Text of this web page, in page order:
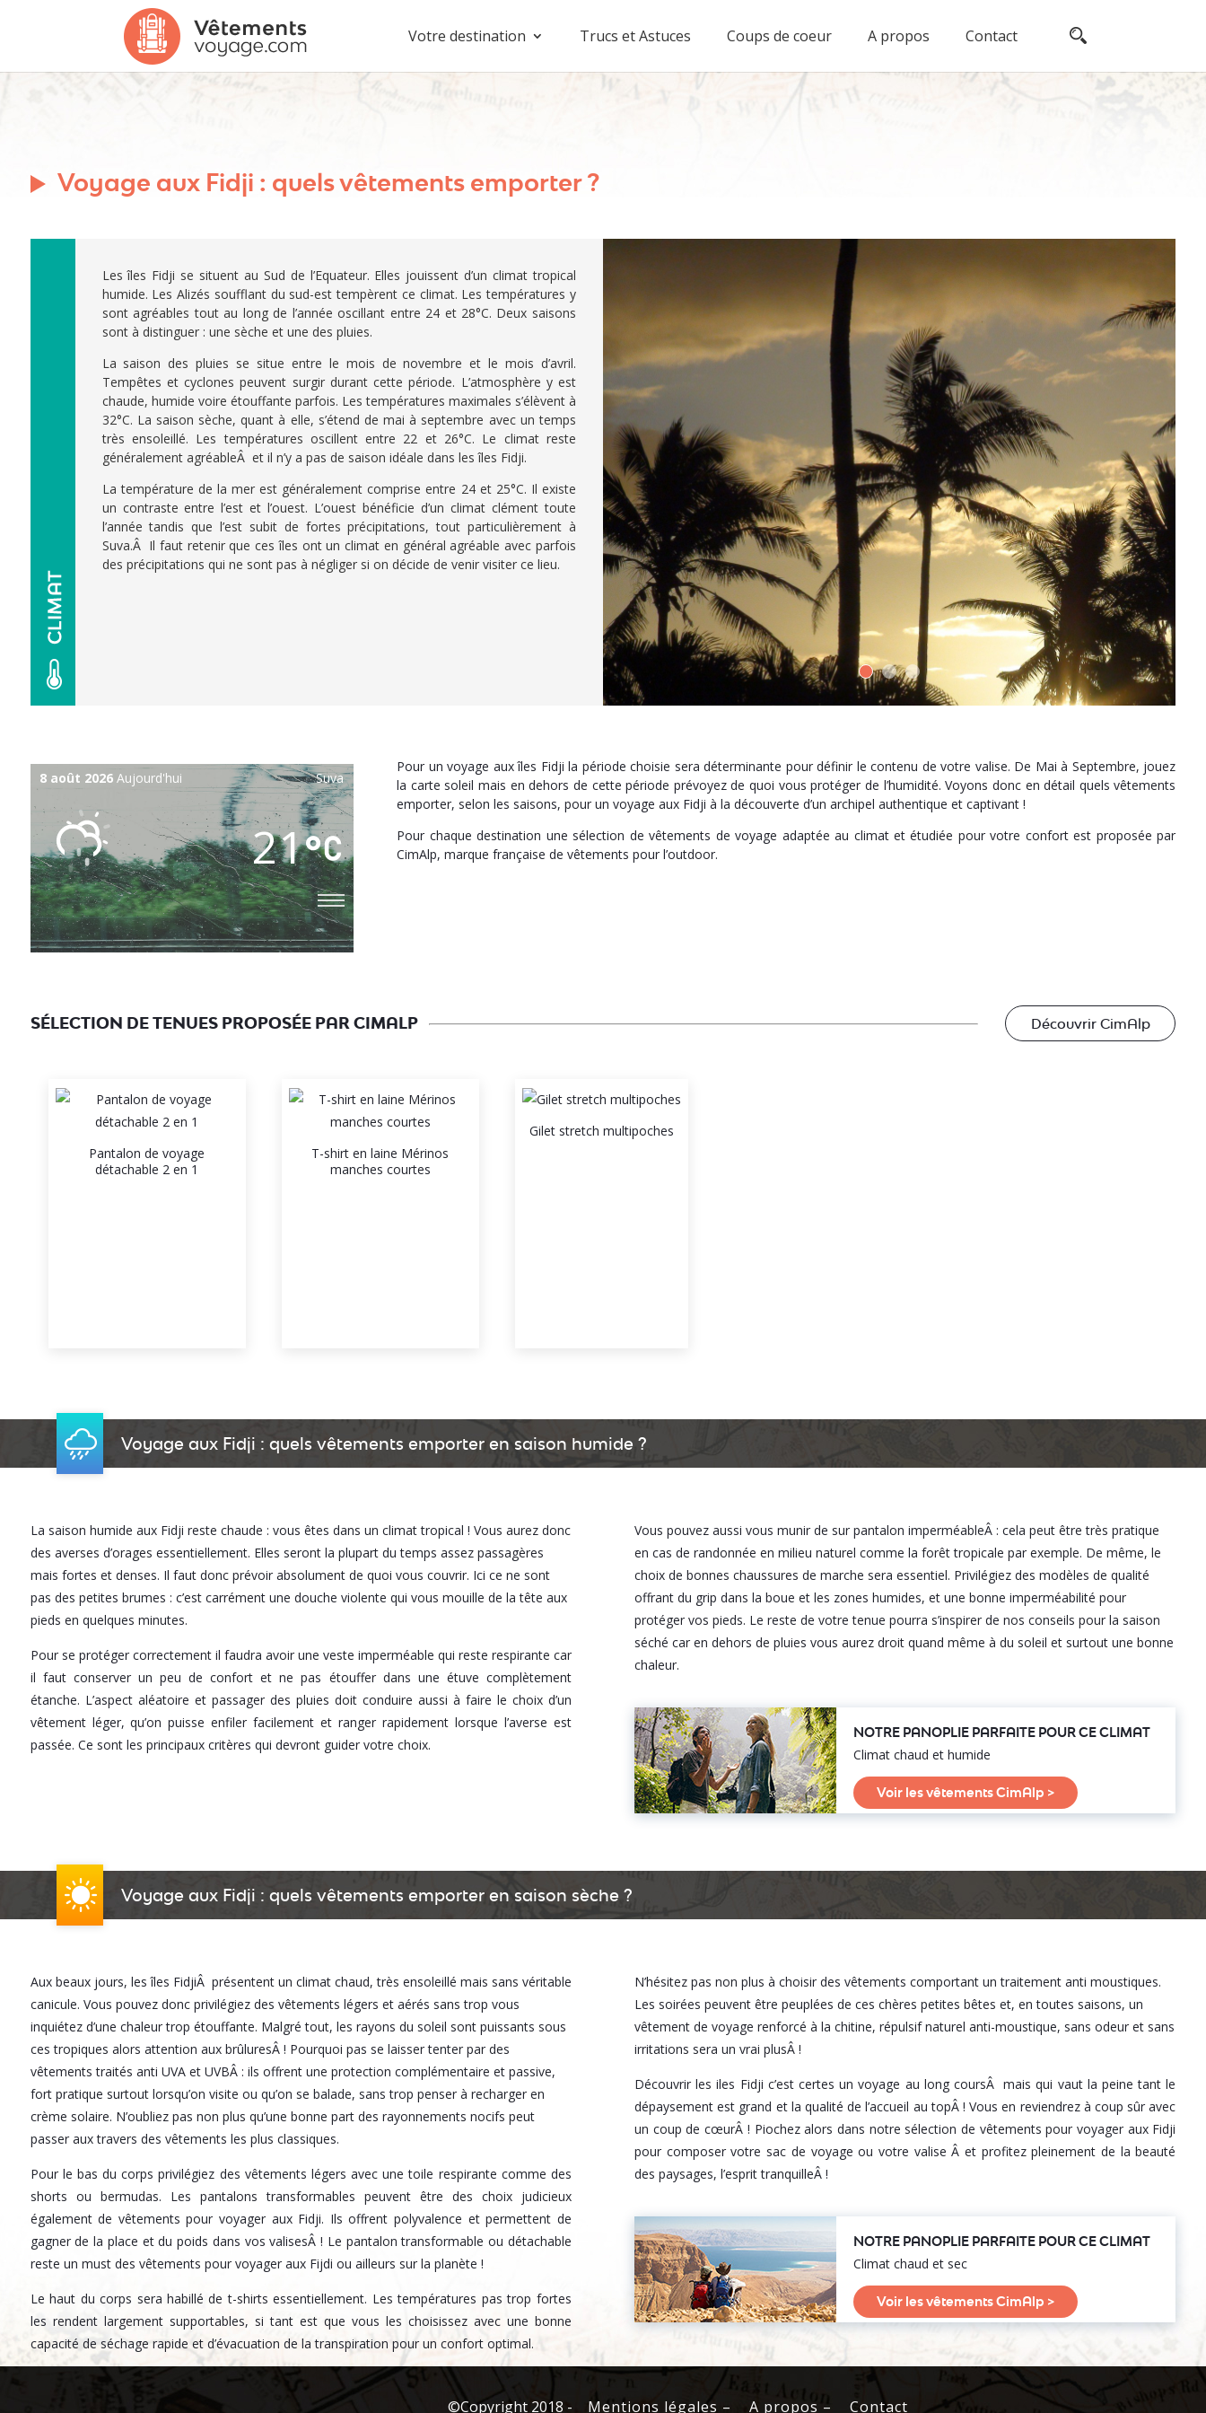
Votre destination Trucs et Astuces Coups de coeur A propos Contact
Voyage aux Fidji : quels vêtements emporter ?
Les îles Fidji se situent au Sud de l’Equateur. Elles jouissent d’un climat tropical
humide. Les Alizés soufflant du sud-est tempèrent ce climat. Les températures y
sont agréables tout au long de l’année oscillant entre 24 et 28°C. Deux saisons
sont à distinguer : une sèche et une des pluies.
La saison des pluies se situe entre le mois de novembre et le mois d’avril.
Tempêtes et cyclones peuvent surgir durant cette période. L’atmosphère y est
chaude, humide voire étouffante parfois. Les températures maximales s’élèvent à
32°C. La saison sèche, quant à elle, s’étend de mai à septembre avec un temps
très ensoleillé. Les températures oscillent entre 22 et 26°C. Le climat reste
généralement agréableÂ et il n’y a pas de saison idéale dans les îles Fidji.
La température de la mer est généralement comprise entre 24 et 25°C. Il existe
un contraste entre l’est et l’ouest. L’ouest bénéficie d’un climat clément toute
l’année tandis que l’est subit de fortes précipitations, tout particulièrement à
Suva.Â Il faut retenir que ces îles ont un climat en général agréable avec parfois
des précipitations qui ne sont pas à négliger si on décide de venir visiter ce lieu.
8 août 2026 Aujourd'hui Suva
21
Pour un voyage aux îles Fidji la période choisie sera déterminante pour définir le contenu de votre valise. De Mai à Septembre, jouez
la carte soleil mais en dehors de cette période prévoyez de quoi vous protéger de l’humidité. Voyons donc en détail quels vêtements
emporter, selon les saisons, pour un voyage aux Fidji à la découverte d’un archipel authentique et captivant !
Pour chaque destination une sélection de vêtements de voyage adaptée au climat et étudiée pour votre confort est proposée par
CimAlp, marque française de vêtements pour l’outdoor.
SÉLECTION DE TENUES PROPOSÉE PAR CIMALP Découvrir CimAlp
Pantalon de voyage
détachable 2 en 1
T-shirt en laine Mérinos
manches courtes
Gilet stretch multipoches
Voyage aux Fidji : quels vêtements emporter en saison humide ?
La saison humide aux Fidji reste chaude : vous êtes dans un climat tropical ! Vous aurez donc
des averses d’orages essentiellement. Elles seront la plupart du temps assez passagères
mais fortes et denses. Il faut donc prévoir absolument de quoi vous couvrir. Ici ce ne sont
pas des petites brumes : c’est carrément une douche violente qui vous mouille de la tête aux
pieds en quelques minutes.
Pour se protéger correctement il faudra avoir une veste imperméable qui reste respirante car
il faut conserver un peu de confort et ne pas étouffer dans une étuve complètement
étanche. L’aspect aléatoire et passager des pluies doit conduire aussi à faire le choix d’un
vêtement léger, qu’on puisse enfiler facilement et ranger rapidement lorsque l’averse est
passée. Ce sont les principaux critères qui devront guider votre choix.
Vous pouvez aussi vous munir de sur pantalon imperméableÂ : cela peut être très pratique
en cas de randonnée en milieu naturel comme la forêt tropicale par exemple. De même, le
choix de bonnes chaussures de marche sera essentiel. Privilégiez des modèles de qualité
offrant du grip dans la boue et les zones humides, et une bonne imperméabilité pour
protéger vos pieds. Le reste de votre tenue pourra s’inspirer de nos conseils pour la saison
séché car en dehors de pluies vous aurez droit quand même à du soleil et surtout une bonne
chaleur.
NOTRE PANOPLIE PARFAITE POUR CE CLIMAT
Climat chaud et humide
Voir les vêtements CimAlp >
Voyage aux Fidji : quels vêtements emporter en saison sèche ?
Aux beaux jours, les îles FidjiÂ présentent un climat chaud, très ensoleillé mais sans véritable
canicule. Vous pouvez donc privilégiez des vêtements légers et aérés sans trop vous
inquiétez d’une chaleur trop étouffante. Malgré tout, les rayons du soleil sont puissants sous
ces tropiques alors attention aux brûluresÂ ! Pourquoi pas se laisser tenter par des
vêtements traités anti UVA et UVBÂ : ils offrent une protection complémentaire et passive,
fort pratique surtout lorsqu’on visite ou qu’on se balade, sans trop penser à recharger en
crème solaire. N’oubliez pas non plus qu’une bonne part des rayonnements nocifs peut
passer aux travers des vêtements les plus classiques.
Pour le bas du corps privilégiez des vêtements légers avec une toile respirante comme des
shorts ou bermudas. Les pantalons transformables peuvent être des choix judicieux
également de vêtements pour voyager aux Fidji. Ils offrent polyvalence et permettent de
gagner de la place et du poids dans vos valisesÂ ! Le pantalon transformable ou détachable
reste un must des vêtements pour voyager aux Fijdi ou ailleurs sur la planète !
Le haut du corps sera habillé de t-shirts essentiellement. Les températures pas trop fortes
les rendent largement supportables, si tant est que vous les choisissez avec une bonne
capacité de séchage rapide et d’évacuation de la transpiration pour un confort optimal.
N’hésitez pas non plus à choisir des vêtements comportant un traitement anti moustiques.
Les soirées peuvent être peuplées de ces chères petites bêtes et, en toutes saisons, un
vêtement de voyage renforcé à la chitine, répulsif naturel anti-moustique, sans odeur et sans
irritations sera un vrai plusÂ !
Découvrir les iles Fidji c’est certes un voyage au long coursÂ mais qui vaut la peine tant le
dépaysement est grand et la qualité de l’accueil au topÂ ! Vous en reviendrez à coup sûr avec
un coup de cœurÂ ! Piochez alors dans notre sélection de vêtements pour voyager aux Fidji
pour composer votre sac de voyage ou votre valise Â et profitez pleinement de la beauté
des paysages, l’esprit tranquilleÂ !
NOTRE PANOPLIE PARFAITE POUR CE CLIMAT
Climat chaud et sec
Voir les vêtements CimAlp >
Mentions légales – A propos – Contact
©Copyright 2018 -